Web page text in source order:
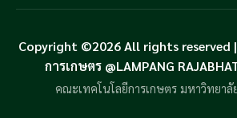
Copyright ©2026 All rights reserved
การเกษตร @LAMPANG
คณะเทคโนโลยีการเกษตร มหาวิทยาลั